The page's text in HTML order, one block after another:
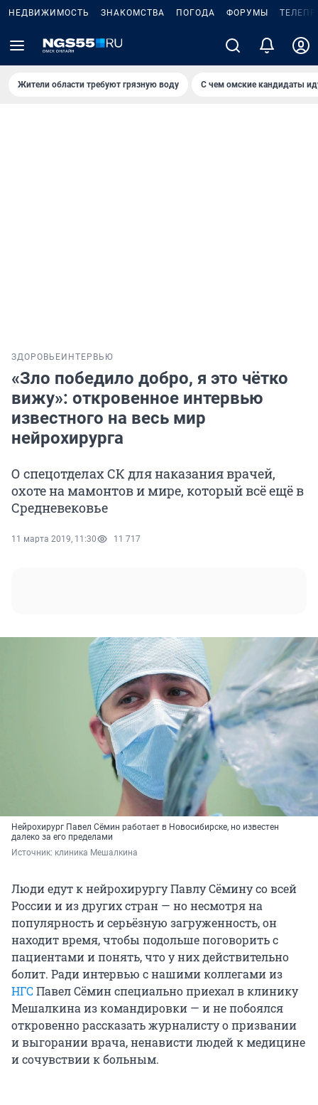
НЕДВИЖИМОСТЬ ЗНАКОМСТВА ПОГОДА ФОРУМЫ
Жители области требуют грязную воду С чем омские кандидаты
ЗДОРОВЬЕ ИНТЕРВЬЮ
«Зло победило добро, я это чётко
вижу»: откровенное интервью
известного на весь мир
нейрохирурга
О спецотделах СК для наказания врачей,
охоте на мамонтов и мире, который всё ещё в
Средневековье
11 марта 2019, 11:30 11 717
Нейрохирург Павел Сёмин работает в Новосибирске, но известен
далеко за его пределами
Источник: клиника Мешалкина
Люди едут к нейрохирургу Павлу Сёмину со всей
России и из других стран — но несмотря на
популярность и серьёзную загруженность, он
находит время, чтобы подольше поговорить с
пациентами и понять, что у них действительно
болит. Ради интервью с нашими коллегами из
НГСПавел Сёмин специально приехал в клинику
Мешалкина из командировки — и не побоялся
откровенно рассказать журналисту о призвании
и выгорании врача, ненависти людей к медицине
и сочувствии к больным.